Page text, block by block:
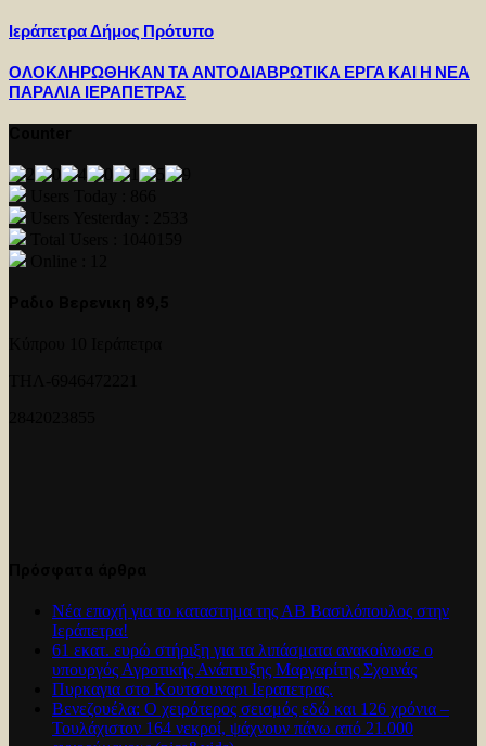
Ιεράπετρα Δήμος Πρότυπο
ΟΛΟΚΛΗΡΩΘΗΚΑΝ ΤΑ ΑΝΤΟΔΙΑΒΡΩΤΙΚΑ ΕΡΓΑ ΚΑΙ Η ΝΕΑ
ΠΑΡΑΛΙΑ ΙΕΡΑΠΕΤΡΑΣ
Νέα εποχή για το καταστημα της ΑΒ Βασιλόπουλος στην
Ιεράπετρα!
61 εκατ. ευρώ στήριξη για τα λιπάσματα ανακοίνωσε ο
υπουργός Αγροτικής Ανάπτυξης Μαργαρίτης Σχοινάς
Πυρκαγια στο Κουτσουναρι Ιεραπετρας.
Βενεζουέλα: Ο χειρότερος σεισμός εδώ και 126 χρόνια –
Τουλάχιστον 164 νεκροί, ψάχνουν πάνω από 21.000